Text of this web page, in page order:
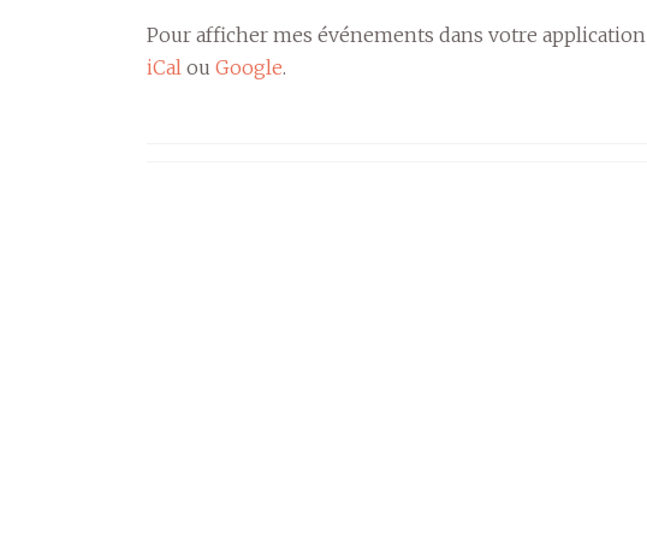
Pour afficher mes événements dans votre
iCal ou Google.